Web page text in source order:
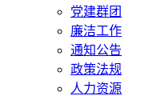
党建群团
廉洁工作
通知公告
政策法规
人力资源